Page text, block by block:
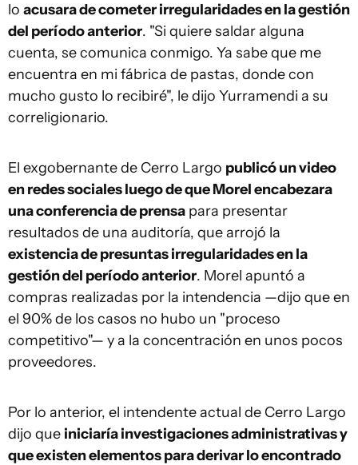
lo acusara de cometer irregularidades en la gestión
del período anterior. "Si quiere saldar alguna
cuenta, se comunica conmigo. Ya sabe que me
encuentra en mi fábrica de pastas, donde con
mucho gusto lo recibiré", le dijo Yurramendi a su
correligionario.
El exgobernante de Cerro Largo publicó un video
en redes sociales luego de que Morel encabezara
una conferencia de prensa para presentar
resultados de una auditoría, que arrojó la
existencia de presuntas irregularidades en la
gestión del período anterior. Morel apuntó a
compras realizadas por la intendencia —dijo que en
el 90% de los casos no hubo un "proceso
competitivo"— y a la concentración en unos pocos
proveedores.
Por lo anterior, el intendente actual de Cerro Largo
dijo que iniciaría investigaciones administrativas y
que existen elementos para derivar lo encontrado